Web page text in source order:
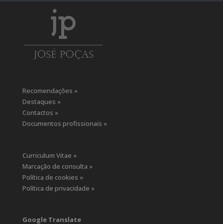
Recomendações »
Destaques »
Contactos »
Documentos profissionais »
Curriculum Vitae »
Marcação de consulta »
Política de cookies »
Política de privacidade »
Google Translate